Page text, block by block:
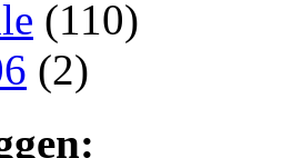
(110)
(2)